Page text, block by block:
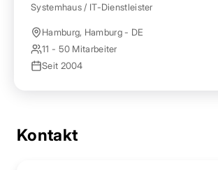
Systemhaus / IT-Dienstleister
Hamburg, Hamburg - DE
11 - 50 Mitarbeiter
Seit 2004
Kontakt